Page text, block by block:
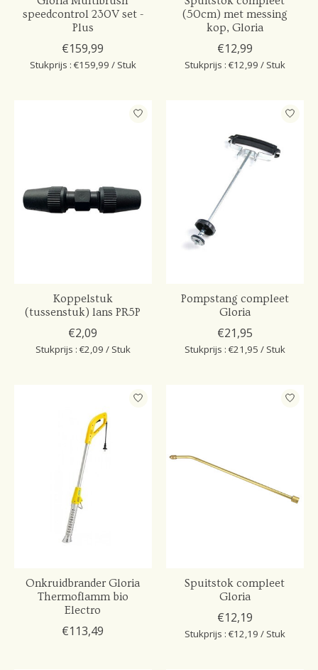
speedcontrol 230V set -
Plus
€159,99
Stukprijs : €159,99 / Stuk
(50cm) met messing
kop, Gloria
€12,99
Stukprijs : €12,99 / Stuk
Koppelstuk
(tussenstuk) lans PR5P
€2,09
Stukprijs : €2,09 / Stuk
Pompstang compleet
Gloria
€21,95
Stukprijs : €21,95 / Stuk
Onkruidbrander Gloria
Thermoflamm bio
Electro
€113,49
Spuitstok compleet
Gloria
€12,19
Stukprijs : €12,19 / Stuk